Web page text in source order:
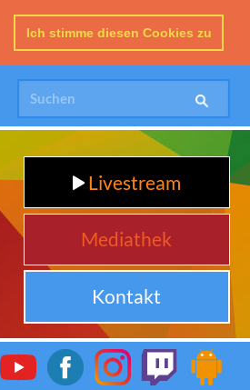
Ich stimme diesen Cookies zu
Livestream
Mediathek
Kontakt